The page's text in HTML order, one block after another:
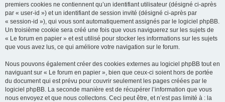
premiers cookies ne contiennent qu’un identifiant utilisateur (désigné ci-après
par « user-id ») et un identifiant de session invité (désigné ci-après par
« session-id »), qui vous sont automatiquement assignés par le logiciel phpBB.
Un troisième cookie sera créé une fois que vous naviguerez sur les sujets de
« Le forum en papier » et est utilisé pour stocker les informations sur les sujets
que vous avez lus, ce qui améliore votre navigation sur le forum.
Nous pouvons également créer des cookies externes au logiciel phpBB tout en
naviguant sur « Le forum en papier », bien que ceux-ci soient hors de portée
du document qui est prévu pour couvrir seulement les pages créées par le
logiciel phpBB. La seconde manière est de récupérer l’information que vous
nous envoyez et que nous collectons. Ceci peut être, et n’est pas limité à : la